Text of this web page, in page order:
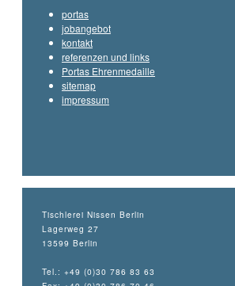
portas
jobangebot
kontakt
referenzen und links
Portas Ehrenmedaille
sitemap
impressum
Tischlerei Nissen Berlin
Lagerweg 27
13599 Berlin
Tel.: +49 (0)30 786 83 63